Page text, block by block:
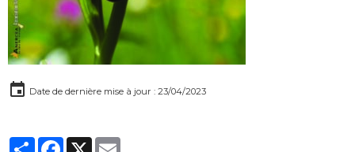
Date de dernière mise à jour : 23/04/2023
PartagerFacebook
X